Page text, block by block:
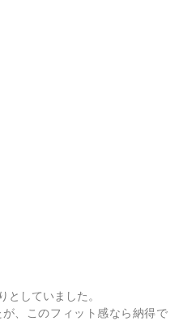
としていました。
、このフィット感なら納得で